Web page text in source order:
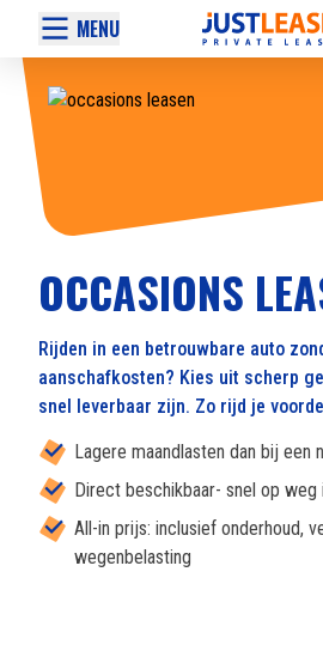
MENU
OCCASIONS
Rijden in een betrouwbare auto
aanschafkosten? Kies uit scherp
snel leverbaar zijn. Zo rijd je
Lagere maandlasten dan bij een
Direct beschikbaar- snel op
All-in prijs: inclusief onderhoud,
wegenbelasting